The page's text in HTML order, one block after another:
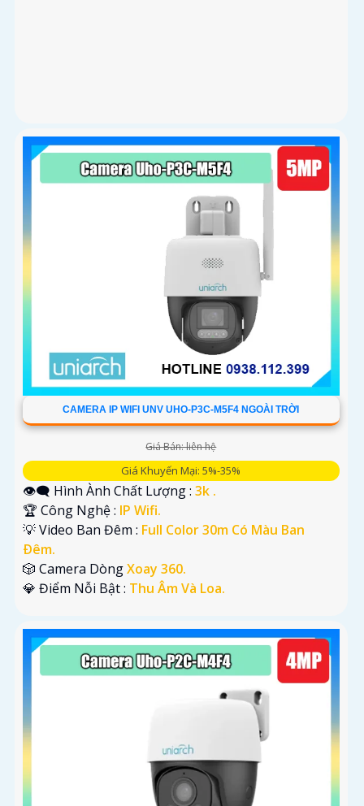
CAMERA IP WIFI UNV UHO-P3C-M5F4 NGOÀI TRỜI
Giá Bán: liên hệ
Giá Khuyến Mại: 5%-35%
👁️‍🗨 Hình Ành Chất Lượng : 3k .
🏆 Công Nghệ : IP Wifi.
💡 Video Ban Đêm : Full Color 30m Có Màu Ban
Ðêm.
🎲 Camera DòngXoay 360.
️💎 Điểm Nỗi Bật : Thu Âm Và Loa.